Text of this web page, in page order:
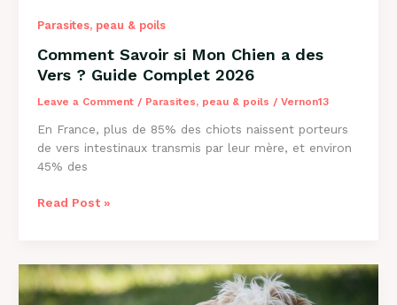
Parasites, peau & poils
Comment Savoir si Mon Chien a des
Vers ? Guide Complet 2026
Leave a Comment / Parasites, peau & poils / Vernon13
En France, plus de 85% des chiots naissent porteurs
de vers intestinaux transmis par leur mère, et environ
45% des
Comment
Chien
a
Read Post »